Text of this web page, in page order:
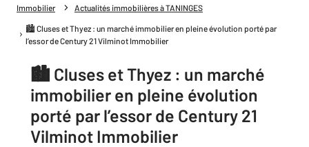
Immobilier Actualités immobilières à TANINGES
🏙️ Cluses et Thyez : un marché immobilier en pleine évolution porté par
l’essor de Century 21 Vilminot Immobilier
🏙️ Cluses et Thyez : un marché
immobilier en pleine évolution
porté par l’essor de Century 21
Vilminot Immobilier